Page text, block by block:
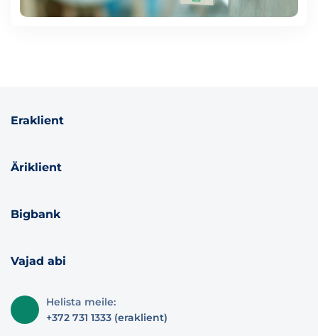
Eraklient
Äriklient
Bigbank
Vajad abi
Helista meile:
+372 731 1333 (eraklient)